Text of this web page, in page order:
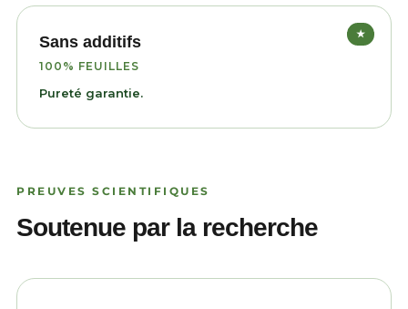
★
Sans additifs
100% FEUILLES
Pureté garantie.
PREUVES SCIENTIFIQUES
Soutenue par la recherche